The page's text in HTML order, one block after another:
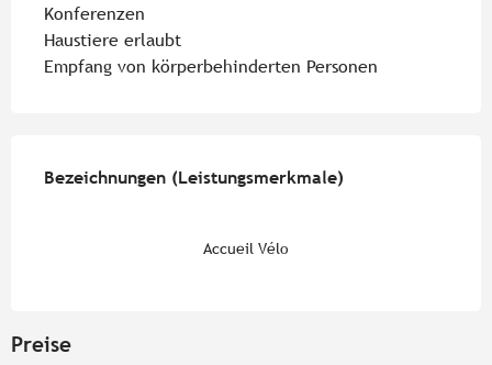
Konferenzen
Haustiere erlaubt
Empfang von körperbehinderten Personen
Bezeichnungen (Leistungsmerkmale)
Bezeichnungen (Leistungsmerkmale)
Accueil Vélo
Preise